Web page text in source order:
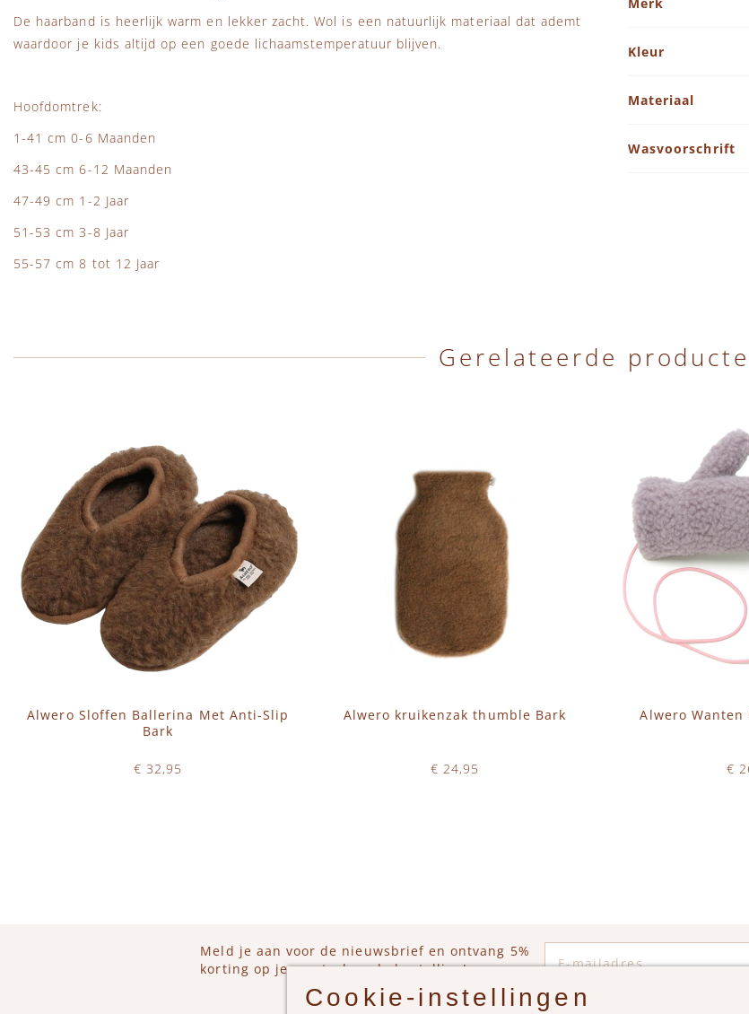
De haarband is heerlijk warm en lekker zacht. Wol is een natuurlijk materiaal dat ademt
waardoor je kids altijd op een goede lichaamstemperatuur blijven.
Hoofdomtrek:
1-41 cm 0-6 Maanden
43-45 cm 6-12 Maanden
47-49 cm 1-2 Jaar
51-53 cm 3-8 Jaar
55-57 cm 8 tot 12 Jaar
Kleur
Materiaal
Wasvoorschrift
Gerelateerde
Alwero Sloffen Ballerina Met Anti-Slip
Bark
€ 32,95
Alwero kruikenzak thumble Bark
€ 24,95
Alwero
€
Meld je aan voor de nieuwsbrief en ontvang 5%
korting op je eerstvolgende bestelling!
Cookie-instellingen